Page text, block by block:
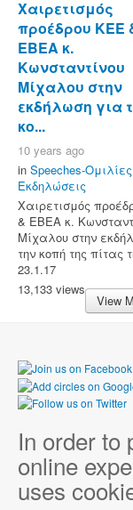
Χαιρετισμός
προέδρου ΚΕΕ
ΕΒΕΑ κ.
Κωνσταντίνου
Μίχαλου στην
εκδήλωση για
κο...
10 years ago
in Speeches-Ομιλίες
Εκδηλώσεις
Χαιρετισμός
& ΕΒΕΑ κ.
Μίχαλου στην
την κοπή της πίτας
23.1.17
13,133 views
View
In order to
online
uses